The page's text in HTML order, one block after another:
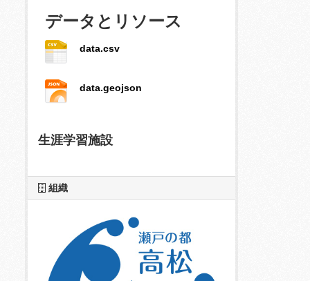
データとリソース
data.csv
data.geojson
生涯学習施設
組織